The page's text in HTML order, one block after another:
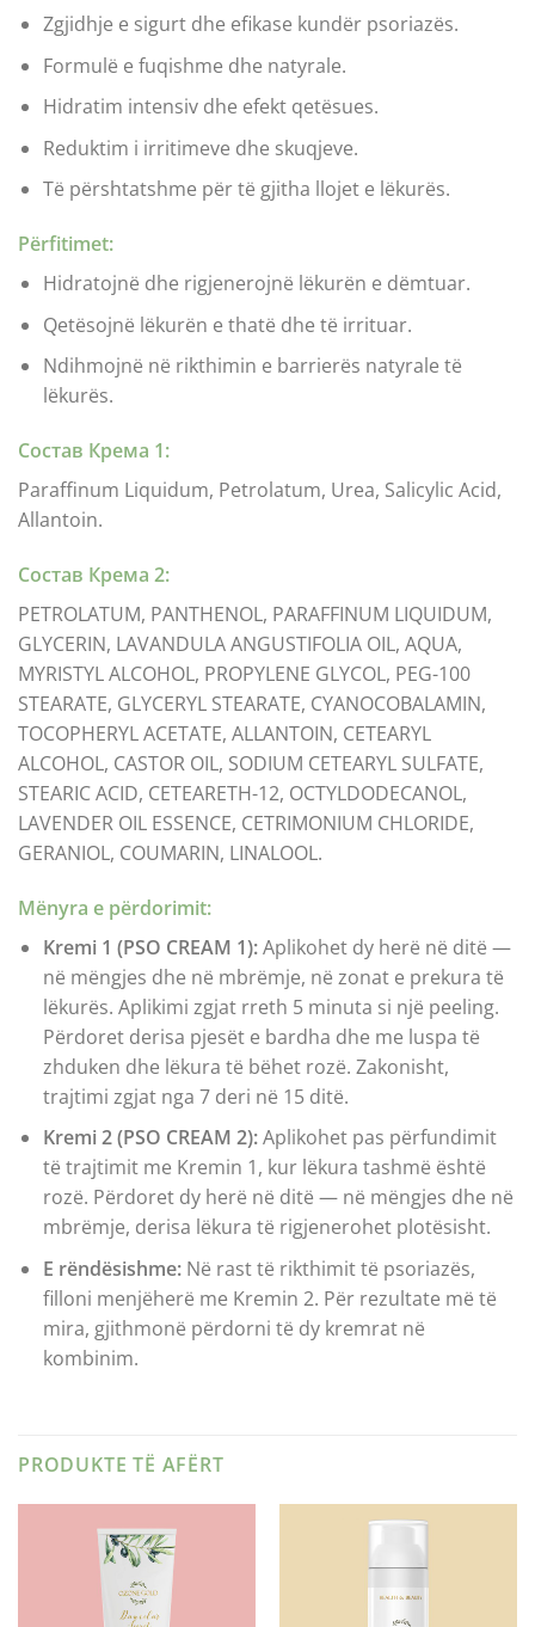
Zgjidhje e sigurt dhe efikase kundër psoriazës.
Formulë e fuqishme dhe natyrale.
Hidratim intensiv dhe efekt qetësues.
Reduktim i irritimeve dhe skuqjeve.
Të përshtatshme për të gjitha llojet e lëkurës.
Përfitimet:
Hidratojnë dhe rigjenerojnë lëkurën e dëmtuar.
Qetësojnë lëkurën e thatë dhe të irrituar.
Ndihmojnë në rikthimin e barrierës natyrale të
lëkurës.
Состав Крема 1:
Paraffinum Liquidum, Petrolatum, Urea, Salicylic Acid,
Allantoin.
Состав Крема 2:
PETROLATUM, PANTHENOL, PARAFFINUM LIQUIDUM,
GLYCERIN, LAVANDULA ANGUSTIFOLIA OIL, AQUA,
MYRISTYL ALCOHOL, PROPYLENE GLYCOL, PEG-100
STEARATE, GLYCERYL STEARATE, CYANOCOBALAMIN,
TOCOPHERYL ACETATE, ALLANTOIN, CETEARYL
ALCOHOL, CASTOR OIL, SODIUM CETEARYL SULFATE,
STEARIC ACID, CETEARETH-12, OCTYLDODECANOL,
LAVENDER OIL ESSENCE, CETRIMONIUM CHLORIDE,
GERANIOL, COUMARIN, LINALOOL.
Mënyra e përdorimit:
Kremi 1 (PSO CREAM 1):Aplikohet dy herë në ditë —
në mëngjes dhe në mbrëmje, në zonat e prekura të
lëkurës. Aplikimi zgjat rreth 5 minuta si një peeling.
Përdoret derisa pjesët e bardha dhe me luspa të
zhduken dhe lëkura të bëhet rozë. Zakonisht,
trajtimi zgjat nga 7 deri në 15 ditë.
Kremi 2 (PSO CREAM 2):Aplikohet pas përfundimit
të trajtimit me Kremin 1, kur lëkura tashmë është
rozë. Përdoret dy herë në ditë — në mëngjes dhe në
mbrëmje, derisa lëkura të rigjenerohet plotësisht.
E rëndësishme:Në rast të rikthimit të psoriazës,
filloni menjëherë me Kremin 2. Për rezultate më të
mira, gjithmonë përdorni të dy kremrat në
kombinim.
PRODUKTE TË AFËRT